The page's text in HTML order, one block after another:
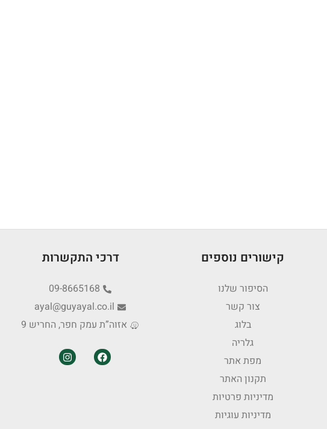
קישורים נוספים
הסיפור שלנו
צור קשר
בלוג
גלריה
מפת אתר
תקנון האתר
מדיניות פרטיות
מדיניות עוגיות
דרכי התקשרות
09-8665168
ayal@guyayal.co.il
אזוה”ת עמק חפר, החריש 9